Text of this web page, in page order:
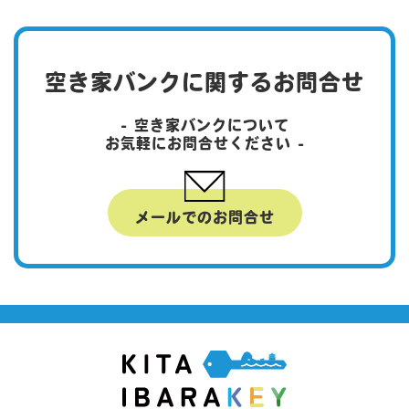
空き家バンクに関するお問合せ
- 空き家バンクについて
お気軽にお問合せください -
メールでのお問合せ